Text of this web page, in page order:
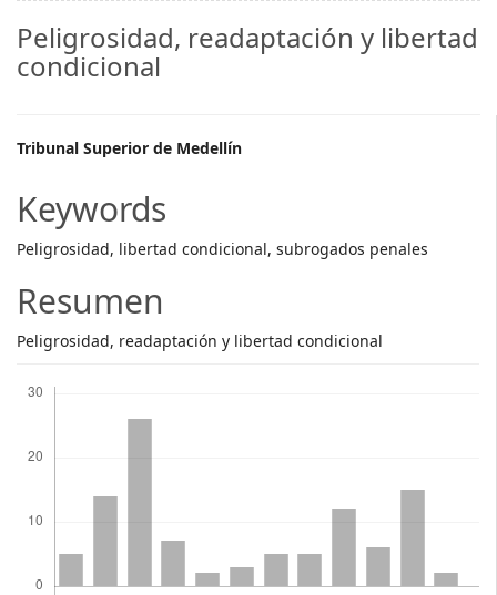
Peligrosidad, readaptación y libertad
condicional
Main
Article
Content
Tribunal Superior de Medellín
Keywords
Peligrosidad, libertad condicional, subrogados penales
Resumen
Peligrosidad, readaptación y libertad condicional